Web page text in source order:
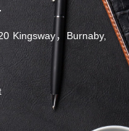
Kingsway，Burnaby,